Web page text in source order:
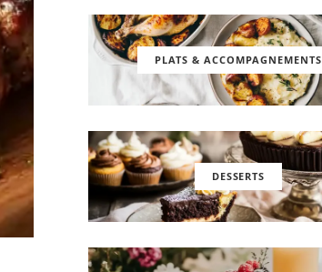
PLATS & ACCOMPAGNEMENTS
DESSERTS